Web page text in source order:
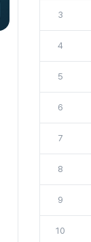
3
4
5
6
7
8
9
10